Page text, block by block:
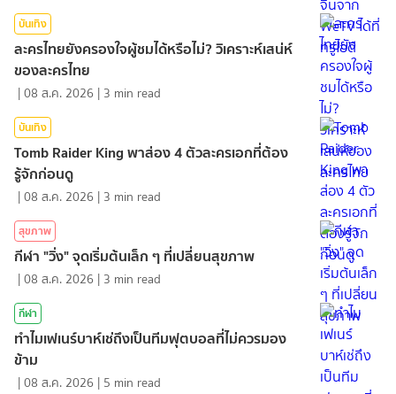
บันเทิง
ละครไทยยังครองใจผู้ชมได้หรือไม่? วิเคราะห์เสน่ห์
ของละครไทย
|08 ส.ค. 2026 | 3 min read
บันเทิง
Tomb Raider King พาส่อง 4 ตัวละครเอกที่ต้อง
รู้จักก่อนดู
|08 ส.ค. 2026 | 3 min read
สุขภาพ
กีฬา "วิ่ง" จุดเริ่มต้นเล็ก ๆ ที่เปลี่ยนสุขภาพ
|08 ส.ค. 2026 | 3 min read
กีฬา
ทำไมเฟเนร์บาห์เช่ถึงเป็นทีมฟุตบอลที่ไม่ควรมอง
ข้าม
|08 ส.ค. 2026 | 5 min read